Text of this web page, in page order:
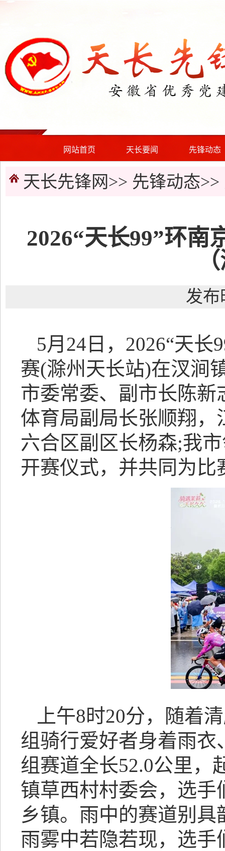
网站首页 天长要闻 先锋动态
天长先锋网>> 先锋动态>>
2026“天长99”环南
发布
5月24日，2026“天
赛(滁州天长站)在汊涧
市委常委、副市长陈
体育局副局长张顺翔
六合区副区长杨森;我
开赛仪式，并共同为比
上午8时20分，随着
组骑行爱好者身着雨衣
组赛道全长52.0公里，
镇草西村村委会，选
乡镇。雨中的赛道别
雨雾中若隐若现，选